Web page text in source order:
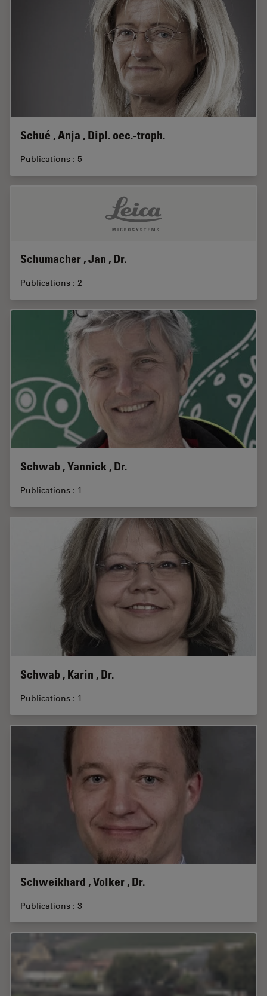
Schué , Anja , Dipl. oec.-troph.
Publications : 5
Schumacher , Jan , Dr.
Publications : 2
Schwab , Yannick , Dr.
Publications : 1
Schwab , Karin , Dr.
Publications : 1
Schweikhard , Volker , Dr.
Publications : 3